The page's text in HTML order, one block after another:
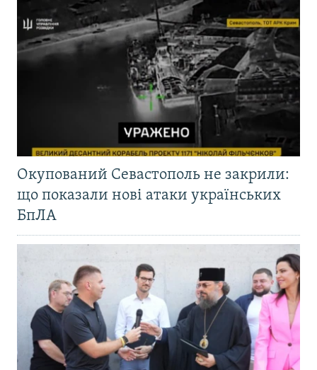
Окупований Севастополь не закрили:
що показали нові атаки українських
БпЛА